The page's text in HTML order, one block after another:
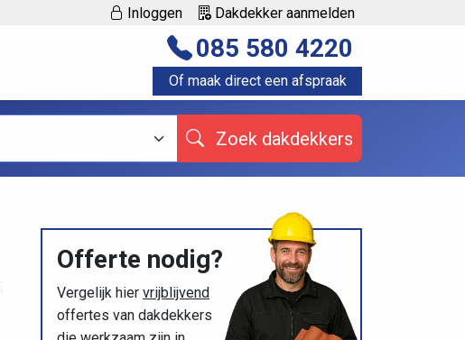
Inloggen Dakdekker aanmelden
085 580 4220
Of maak direct een afspraak
Zoek dakdekkers
Offerte nodig?
Vergelijk hier vrijblijvend
offertes van dakdekkers